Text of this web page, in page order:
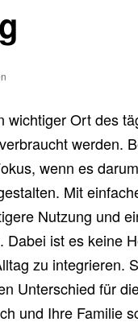
wichtiger Ort des
werden.
wenn es
Mit
Nutzung und
Dabei ist es keine
zu integrieren.
Unterschied für
und Ihre Familie